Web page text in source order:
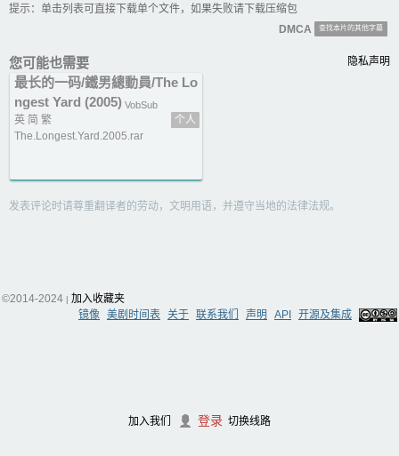
加入我们 登录 切换线路
s.H.264-RAWR.英文.srt
提示：单击列表可直接下载单个文件，如果失败请下载压缩包
DMCA
查找本片的其他字幕
您可能也需要 隐私声明
最长的一码/鐵男總動員/The Lo
ngest Yard (2005) VobSub
英 简 繁
个人
The.Longest.Yard.2005.rar
发表评论时请尊重翻译者的劳动，文明用语，并遵守当地的法律法规。
©2014-2024 | 加入收藏夹
镜像 美剧时间表 关于 联系我们 声明 API 开源及集成